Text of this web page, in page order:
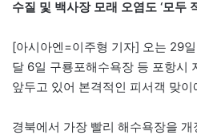
수질 및 백사장 모래 오염도 ‘모두
[아시아엔=이주형 기자] 오는 29
달 6일 구룡포해수욕장 등 포항시
앞두고 있어 본격적인 피서객 맞이
경북에서 가장 빨리 해수욕장을